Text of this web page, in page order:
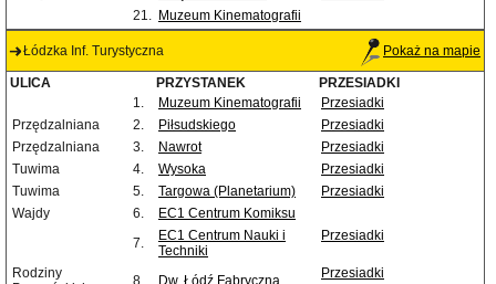
21. Muzeum Kinematografii
Łódzka Inf. Turystyczna Pokaż na mapie
ULICA PRZYSTANEK
PRZESIADKI
1.
Muzeum Kinematografii
Przesiadki
Przędzalniana
2. Piłsudskiego
Przesiadki
Przędzalniana
3. Nawrot
Przesiadki
Tuwima
4. Wysoka
Przesiadki
Tuwima
5. Targowa (Planetarium)
Przesiadki
Wajdy
6.
EC1 Centrum Komiksu
7.
EC1 Centrum Nauki i
Techniki
Przesiadki
Rodziny
8. Dw. Łódź Fabryczna Przesiadki